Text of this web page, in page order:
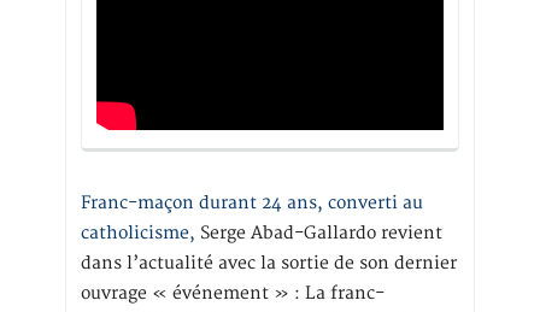
Franc-maçon durant 24 ans, converti au
catholicisme, Serge Abad-Gallardo revient
dans l’actualité avec la sortie de son dernier
ouvrage « événement » : La franc-